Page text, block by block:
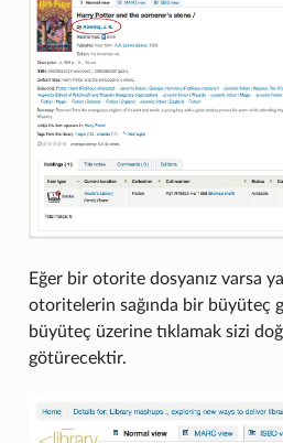
Eğer bir otorite dosyanız varsa
otoritelerin sağında bir büyüteç
büyüteç üzerine tıklamak sizi
götürecektir.